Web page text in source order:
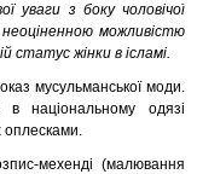
уваги з боку чоловічої
можливістю
статус жінки в ісламі.
мусульманської моди.
в національному одязі
оплесками.
мехенді (малювання